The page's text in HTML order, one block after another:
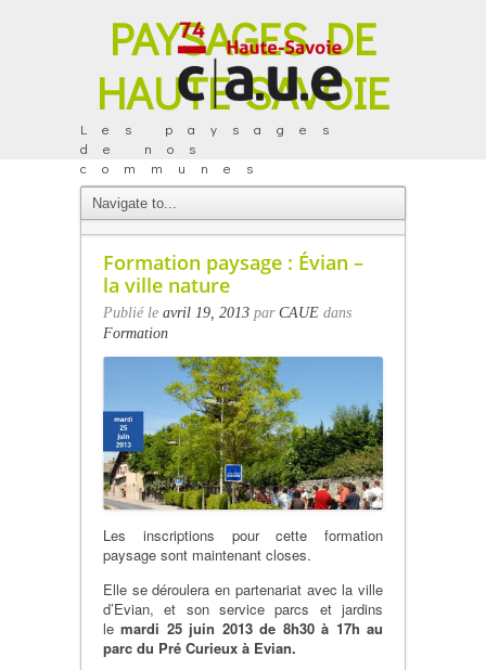
PAYSAGES DE
HAUTE-SAVOIE
Les paysages
de nos
communes
ACTUALITÉS
Formation paysage : Évian –
la ville nature
Publié le avril 19, 2013 par CAUE dans
Formation
Les inscriptions pour cette formation
paysage sont maintenant closes.
Elle se déroulera en partenariat avec la ville
d’Evian, et son service parcs et jardins
lemardi 25 juin 2013 de 8h30 à 17h au
parc du Pré Curieux à Evian.